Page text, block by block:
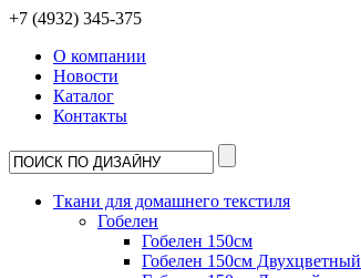
+7 (4932) 345-375
О компании
Новости
Каталог
Контакты
Ткани для домашнего текстиля
Гобелен
Гобелен 150см
Гобелен 150см Двухцветный